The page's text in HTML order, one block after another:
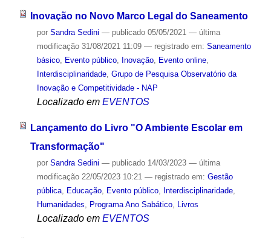
Inovação no Novo Marco Legal do Saneamento
por Sandra Sedini — publicado05/05/2021 — última
modificação31/08/2021 11:09 — registrado em: Saneamento
básico, Evento público, Inovação, Evento online,
Interdisciplinaridade, Grupo de Pesquisa Observatório da
Inovação e Competitividade - NAP
Localizado em EVENTOS
Lançamento do Livro "O Ambiente Escolar em
Transformação"
por Sandra Sedini — publicado14/03/2023 — última
modificação22/05/2023 10:21 — registrado em: Gestão
pública, Educação, Evento público, Interdisciplinaridade,
Humanidades
Programa Ano Sabático, Livros
Localizado em EVENTOS